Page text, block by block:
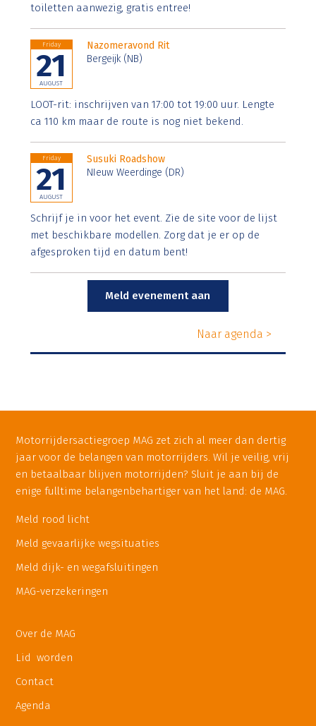
toiletten aanwezig, gratis entree!
Friday
21
AUGUST
Nazomeravond Rit
Bergeijk (NB)
LOOT-rit: inschrijven van 17:00 tot 19:00 uur. Lengte
ca 110 km maar de route is nog niet bekend.
Friday
21
AUGUST
Susuki Roadshow
NIeuw Weerdinge (DR)
Schrijf je in voor het event. Zie de site voor de lijst
met beschikbare modellen. Zorg dat je er op de
afgesproken tijd en datum bent!
Meld evenement aan
Naar agenda >
Meld rood licht
Meld gevaarlijke wegsituaties
Meld dijk- en wegafsluitingen
MAG-verzekeringen
Over de MAG
Lid worden
Contact
Agenda
Motorrijdersactiegroep MAG zet zich al meer dan dertig
jaar voor de belangen van motorrijders. Wil je veilig, vrij
en betaalbaar blijven motorrijden? Sluit je aan bij de
enige fulltime belangenbehartiger van het land: de MAG.